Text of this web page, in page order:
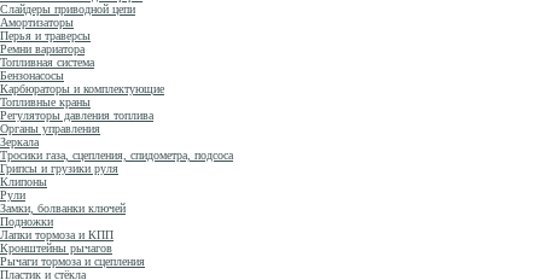
Слайдеры приводной цепи
Амортизаторы
Перья и траверсы
Ремни вариатора
Топливная система
Бензонасосы
Карбюраторы и комплектующие
Топливные краны
Регуляторы давления топлива
Органы управления
Зеркала
Тросики газа, сцепления, спидометра, подсоса
Грипсы и грузики руля
Клипоны
Рули
Замки, болванки ключей
Подножки
Лапки тормоза и КПП
Кронштейны рычагов
Рычаги тормоза и сцепления
Пластик и стёкла